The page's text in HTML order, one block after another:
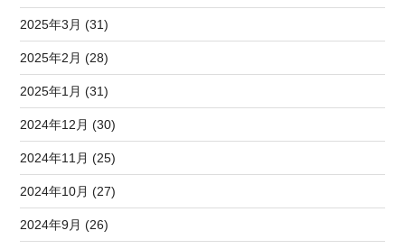
2025年3月 (31)
2025年2月 (28)
2025年1月 (31)
2024年12月 (30)
2024年11月 (25)
2024年10月 (27)
2024年9月 (26)